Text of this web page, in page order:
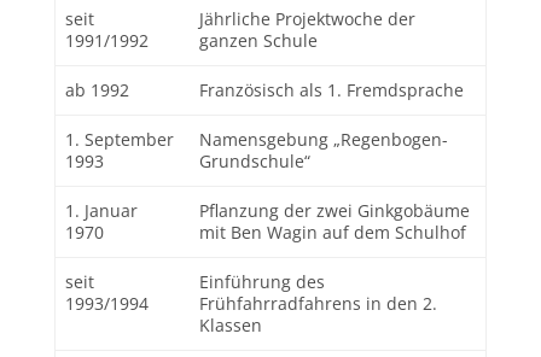
seit
1991/1992
Jährliche Projektwoche der
ganzen Schule
ab 1992 Französisch als 1. Fremdsprache
1. September
1993
Namensgebung „Regenbogen-
Grundschule“
1. Januar
1970
Pflanzung der zwei Ginkgobäume
mit Ben Wagin auf dem Schulhof
seit
1993/1994
Einführung des
Frühfahrradfahrens in den 2.
Klassen